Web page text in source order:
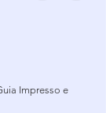
Impresso e